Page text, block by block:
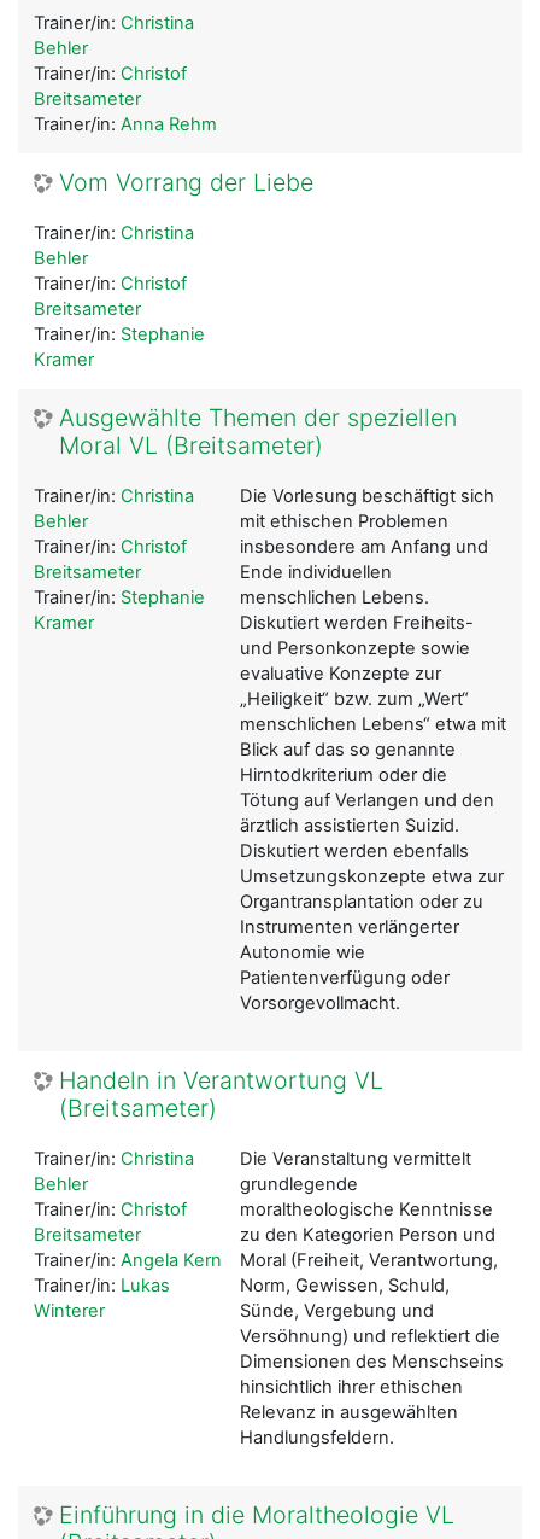
Trainer/in: Christina
Behler
Trainer/in: Christof
Breitsameter
Trainer/in: Anna Rehm
Vom Vorrang der Liebe
Trainer/in: Christina
Behler
Trainer/in: Christof
Breitsameter
Trainer/in: Stephanie
Kramer
Ausgewählte Themen der speziellen
Moral VL (Breitsameter)
Die Vorlesung beschäftigt sich
mit ethischen Problemen
insbesondere am Anfang und
Ende individuellen
menschlichen Lebens.
Diskutiert werden Freiheits-
und Personkonzepte sowie
evaluative Konzepte zur
„Heiligkeit“ bzw. zum „Wert“
menschlichen Lebens“ etwa mit
Blick auf das so genannte
Hirntodkriterium oder die
Tötung auf Verlangen und den
ärztlich assistierten Suizid.
Diskutiert werden ebenfalls
Umsetzungskonzepte etwa zur
Organtransplantation oder zu
Instrumenten verlängerter
Autonomie wie
Patientenverfügung oder
Vorsorgevollmacht.
Trainer/in: Christina
Behler
Trainer/in: Christof
Breitsameter
Trainer/in: Stephanie
Kramer
Handeln in Verantwortung VL
(Breitsameter)
Die Veranstaltung vermittelt
grundlegende
moraltheologische Kenntnisse
zu den Kategorien Person und
Moral (Freiheit, Verantwortung,
Norm, Gewissen, Schuld,
Sünde, Vergebung und
Versöhnung) und reflektiert die
Dimensionen des Menschseins
hinsichtlich ihrer ethischen
Relevanz in ausgewählten
Handlungsfeldern.
Trainer/in: Christina
Behler
Trainer/in: Christof
Breitsameter
Trainer/in: Angela Kern
Trainer/in: Lukas
Winterer
Einführung in die Moraltheologie VL